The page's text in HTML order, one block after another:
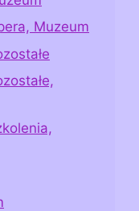
Muzeum